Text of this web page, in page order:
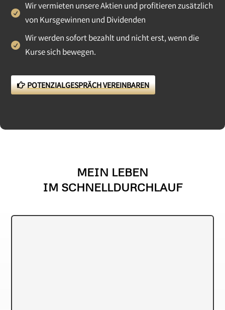
Wir vermieten unsere Aktien und profitieren zusätzlich
von Kursgewinnen und Dividenden
Wir werden sofort bezahlt und nicht erst, wenn die
Kurse sich bewegen.
POTENZIALGESPRÄCH VEREINBAREN
MEIN LEBEN
IM SCHNELLDURCHLAUF